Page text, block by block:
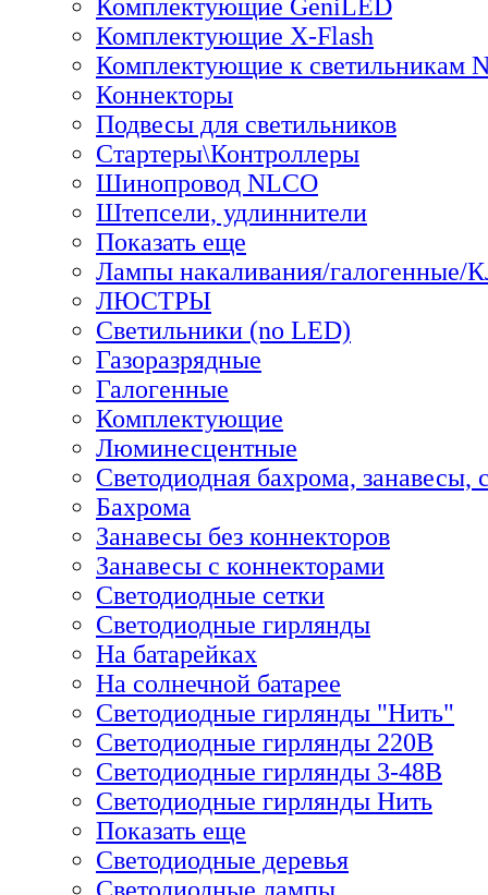
Комплектующие GeniLED
Комплектующие X-Flash
Комплектующие к светильникам
Коннекторы
Подвесы для светильников
Стартеры\Контроллеры
Шинопровод NLCO
Штепсели, удлиннители
Показать еще
Лампы накаливания/галогенные/
ЛЮСТРЫ
Светильники (no LED)
Газоразрядные
Галогенные
Комплектующие
Люминесцентные
Светодиодная бахрома, занавесы,
Бахрома
Занавесы без коннекторов
Занавесы с коннекторами
Светодиодные сетки
Светодиодные гирлянды
На батарейках
На солнечной батарее
Светодиодные гирлянды "Нить"
Светодиодные гирлянды 220В
Светодиодные гирлянды 3-48В
Светодиодные гирлянды Нить
Показать еще
Светодиодные деревья